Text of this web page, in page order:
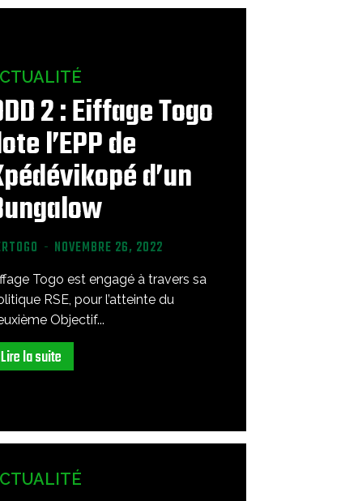
2 : Eiffage Togo
l’EPP de
d’un
- NOVEMBRE 26, 2022
Togo est engagé à travers sa
RSE, pour l’atteinte du
Objectif...
Lire la suite